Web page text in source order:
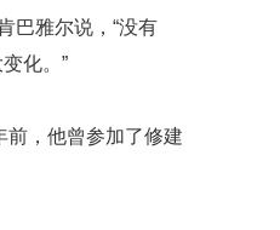
巴雅尔说，“没有
化。”
前，他曾参加了修建